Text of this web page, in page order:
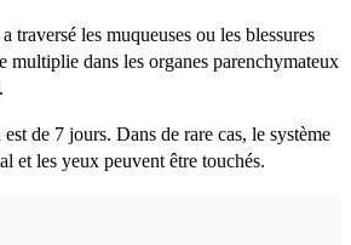
traversé les muqueuses ou les blessures
multiplie dans les organes parenchymateux
de 7 jours. Dans de rare cas, le système
et les yeux peuvent être touchés.